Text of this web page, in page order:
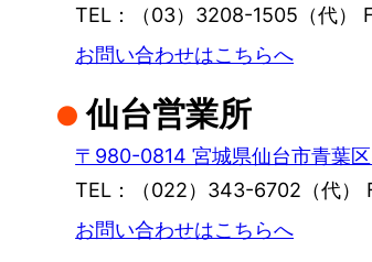
TEL：（03）3208-1505（代）
お問い合わせはこちらへ
仙台営業所
〒980-0814 宮城県仙台市青葉
TEL：（022）343-6702（代）
お問い合わせはこちらへ